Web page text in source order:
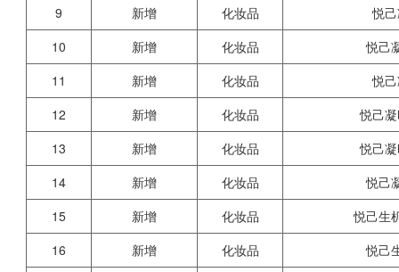
9
新增 化妆品
悦
10
新增 化妆品
悦己
11
新增 化妆品
悦
12
新增 化妆品
悦己
13
新增 化妆品
悦己
14
新增 化妆品
悦己
15
新增 化妆品
悦己生
16
新增 化妆品
悦己